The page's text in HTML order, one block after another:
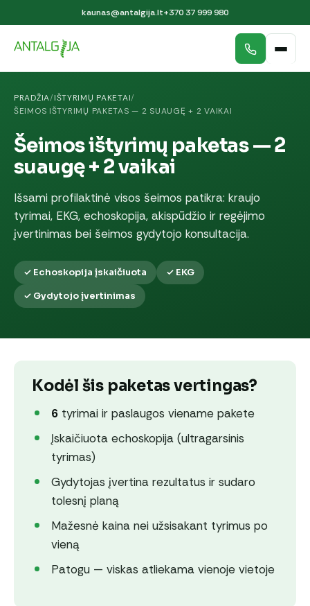
kaunas@antalgija.lt+370 37 999 980
PRADŽIA/IŠTYRIMŲ PAKETAI/
ŠEIMOS IŠTYRIMŲ PAKETAS — 2 SUAUGĘ + 2 VAIKAI
Šeimos ištyrimų paketas — 2
suaugę + 2 vaikai
Išsami profilaktinė visos šeimos patikra: kraujo
tyrimai, EKG, echoskopija, akispūdžio ir regėjimo
įvertinimas bei šeimos gydytojo konsultacija.
✓ Echoskopija įskaičiuota
✓ EKG
✓ Gydytojo įvertinimas
Kodėl šis paketas vertingas?
6 tyrimai ir paslaugos viename pakete
Įskaičiuota echoskopija (ultragarsinis
tyrimas)
Gydytojas įvertina rezultatus ir sudaro
tolesnį planą
Mažesnė kaina nei užsisakant tyrimus po
vieną
Patogu — viskas atliekama vienoje vietoje